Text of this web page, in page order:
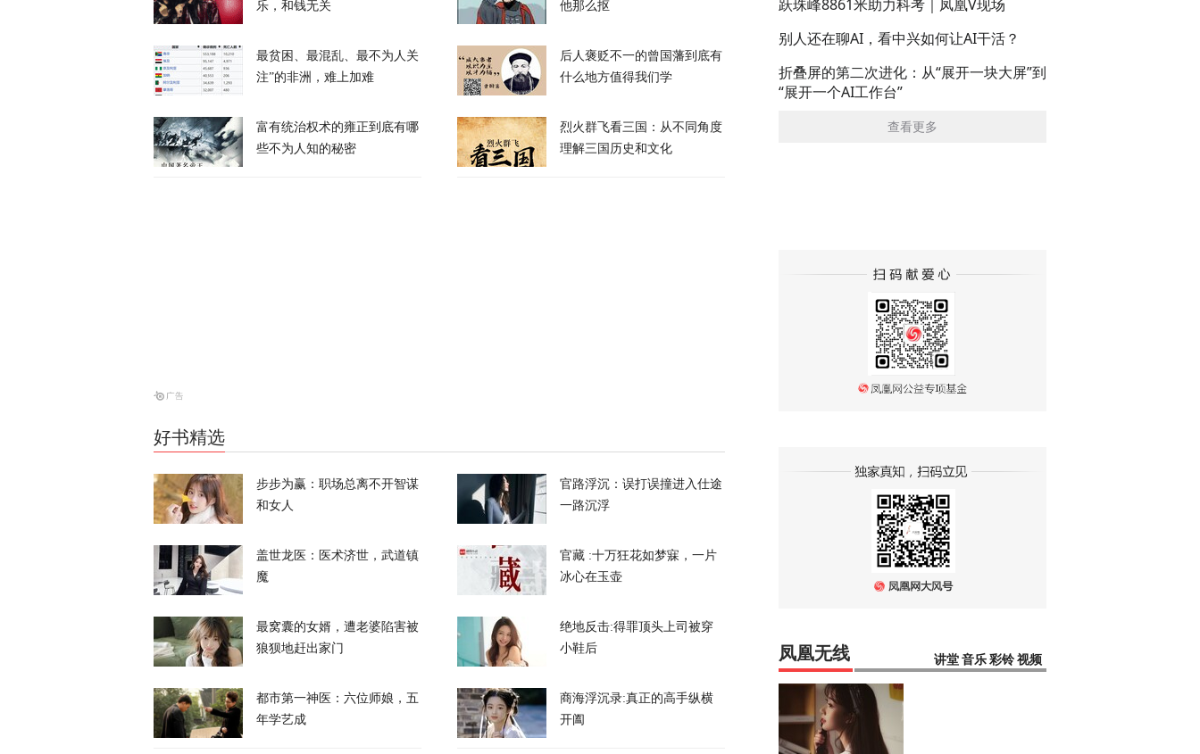
风暴眼
战斗机和装甲车制造被“卡脖子”？美军又一致命软肋曝光
为”
特朗普、鲁比奥、贝森特都说好事近了，美媒披露美伊协议
内容
天下事
乐，和钱无关
他那么抠
最贫困、最混乱、最不为人关
注”的非洲，难上加难
后人褒贬不一的曾国藩到底有
什么地方值得我们学
富有统治权术的雍正到底有哪
些不为人知的秘密
烈火群飞看三国：从不同角度
理解三国历史和文化
好书精选
步步为赢：职场总离不开智谋
和女人
官路浮沉：误打误撞进入仕途
一路沉浮
盖世龙医：医术济世，武道镇
魔
官藏 :十万狂花如梦寐，一片
冰心在玉壶
最窝囊的女婿，遭老婆陷害被
狼狈地赶出家门
绝地反击:得罪顶头上司被穿
小鞋后
都市第一神医：六位师娘，五
年学艺成
商海浮沉录:真正的高手纵横
开阖
跃珠峰8861米助力科考｜凤凰V现场
别人还在聊AI，看中兴如何让AI干活？
折叠屏的第二次进化：从“展开一块大屏”到
“展开一个AI工作台”
查看更多
讲堂 音乐 彩铃 视频
凤凰无线